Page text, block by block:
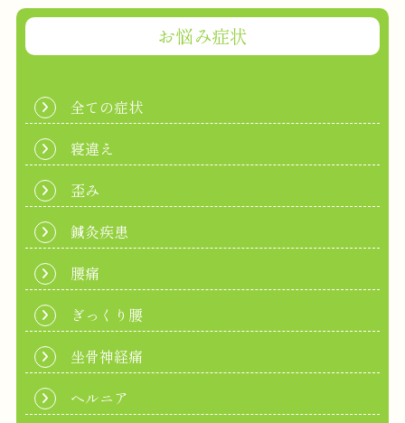
お悩み症状
全ての症状
寝違え
歪み
鍼灸疾患
腰痛
ぎっくり腰
坐骨神経痛
ヘルニア